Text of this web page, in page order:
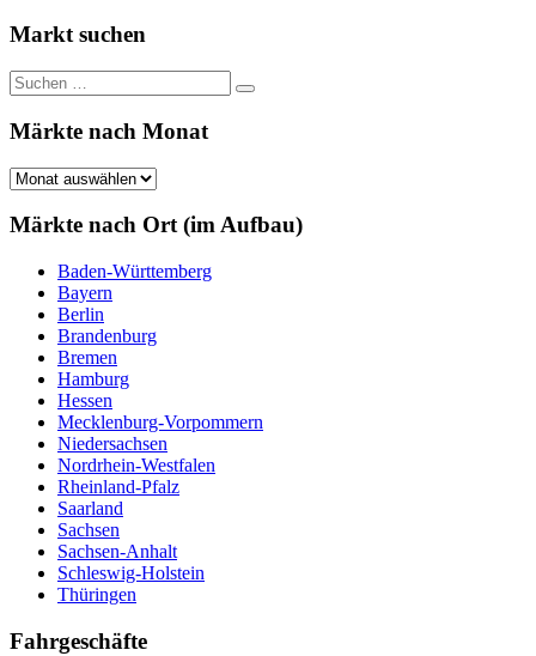
Markt suchen
Suchen
nach:
Suchen
Märkte nach Monat
Märkte
Monat
Märkte nach Ort (im Aufbau)
Baden-Württemberg
Bayern
Berlin
Brandenburg
Bremen
Hamburg
Hessen
Mecklenburg-Vorpommern
Niedersachsen
Nordrhein-Westfalen
Rheinland-Pfalz
Saarland
Sachsen
Sachsen-Anhalt
Schleswig-Holstein
Thüringen
Fahrgeschäfte